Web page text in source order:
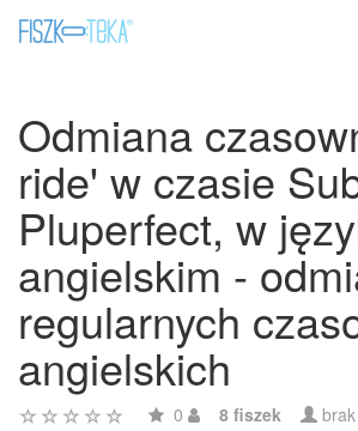
Odmiana
ride' w czasie
Pluperfect, w
angielskim -
regularnych
angielskich
0 8 fiszek brak